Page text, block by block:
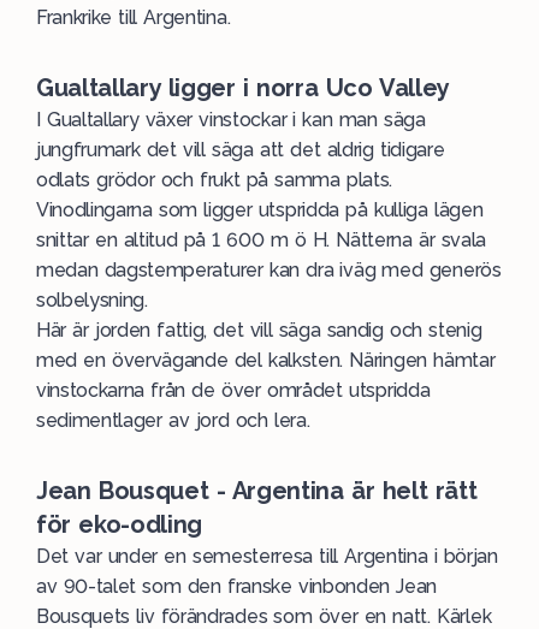
Frankrike till Argentina.
Gualtallary ligger i norra Uco Valley
I Gualtallary växer vinstockar i kan man säga
jungfrumark det vill säga att det aldrig tidigare
odlats grödor och frukt på samma plats.
Vinodlingarna som ligger utspridda på kulliga lägen
snittar en altitud på 1 600 m ö H. Nätterna är svala
medan dagstemperaturer kan dra iväg med generös
solbelysning.
Här är jorden fattig, det vill säga sandig och stenig
med en övervägande del kalksten. Näringen hämtar
vinstockarna från de över området utspridda
sedimentlager av jord och lera.
Jean Bousquet - Argentina är helt rätt
för eko-odling
Det var under en semesterresa till Argentina i början
av 90-talet som den franske vinbonden Jean
Bousquets liv förändrades som över en natt. Kärlek